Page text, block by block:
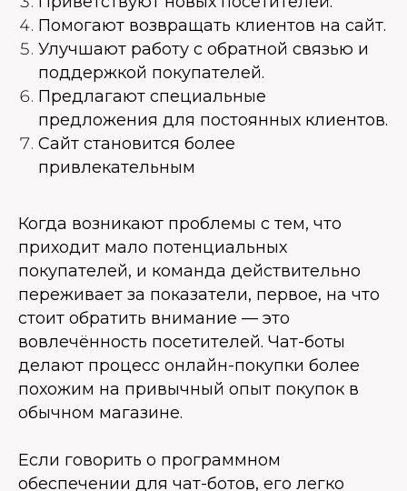
Помогают возвращать клиентов на сайт.
Улучшают работу с обратной связью и
поддержкой покупателей.
Предлагают специальные
предложения для постоянных клиентов.
Сайт становится более
привлекательным
Когда возникают проблемы с тем, что
приходит мало потенциальных
покупателей, и команда действительно
переживает за показатели, первое, на что
стоит обратить внимание — это
вовлечённость посетителей. Чат-боты
делают процесс онлайн-покупки более
похожим на привычный опыт покупок в
обычном магазине.
Если говорить о программном
обеспечении для чат-ботов, его легко